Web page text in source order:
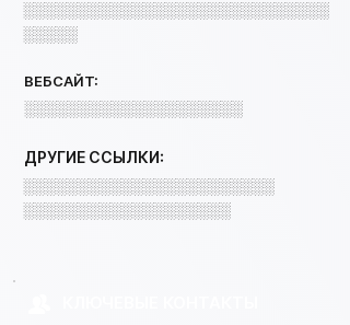
░░░░░░░░░░░░░░░░░░░░░░░░░░░░
░░░░░
ВЕБСАЙТ:
░░░░░░░░░░░░░░░░░░░░
ДРУГИЕ ССЫЛКИ:
░░░░░░░░░░░░░░░░░░░░░░░
░░░░░░░░░░░░░░░░░░░